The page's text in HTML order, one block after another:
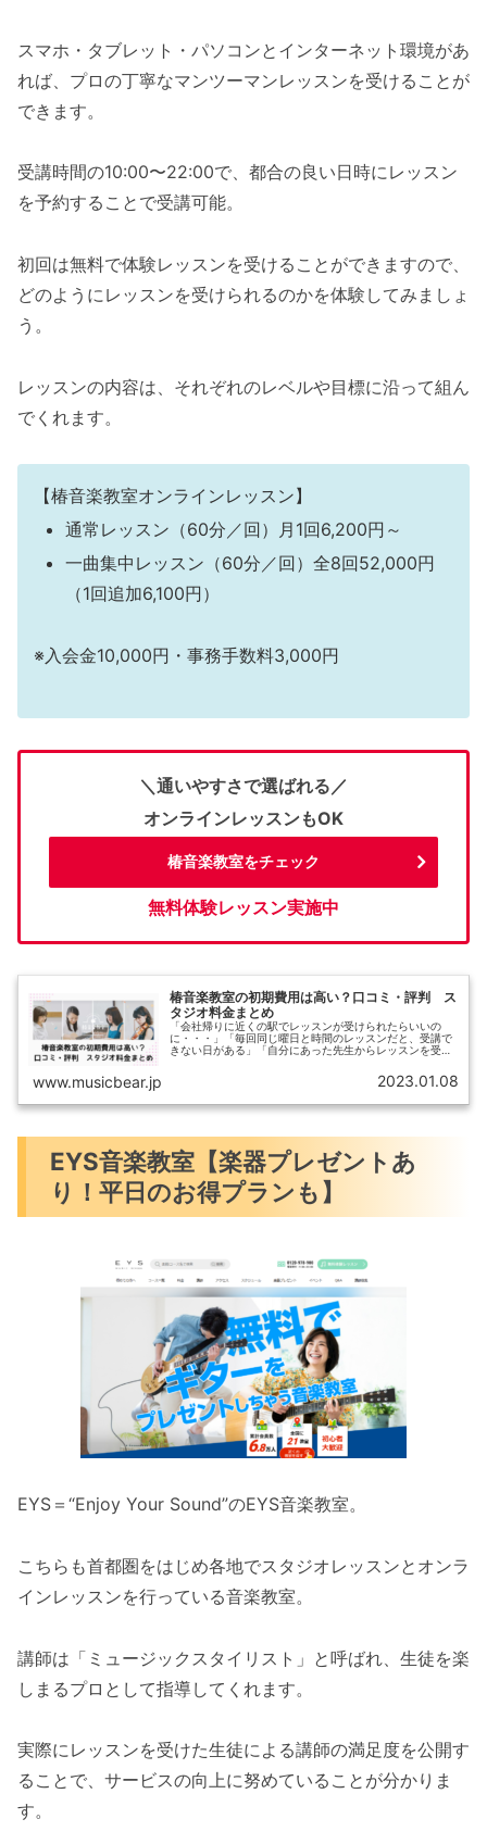
スマホ・タブレット・パソコンとインターネット環境があ
れば、プロの丁寧なマンツーマンレッスンを受けることが
できます。
受講時間の10:00〜22:00で、都合の良い日時にレッスン
を予約することで受講可能。
初回は無料で体験レッスンを受けることができますので、
どのようにレッスンを受けられるのかを体験してみましょ
う。
レッスンの内容は、それぞれのレベルや目標に沿って組ん
でくれます。
【椿音楽教室オンラインレッスン】
通常レッスン（60分／回）月1回6,200円～
一曲集中レッスン（60分／回）全8回52,000円
（1回追加6,100円）
※入会金10,000円・事務手数料3,000円
＼通いやすさで選ばれる／
オンラインレッスンもOK
椿音楽教室をチェック
無料体験レッスン実施中
椿音楽教室の初期費用は高い？口コミ・評判 ス
タジオ料金まとめ
「会社帰りに近くの駅でレッスンが受けられたらいいの
に・・・」「毎回同じ曜日と時間のレッスンだと、受講で
きない日がある」「自分にあった先生からレッスンを受け
www.musicbear.jp 2023.01.08
EYS音楽教室【楽器プレゼントあ
り！平日のお得プランも】
EYS＝“Enjoy Your Sound”のEYS音楽教室。
こちらも首都圏をはじめ各地でスタジオレッスンとオンラ
インレッスンを行っている音楽教室。
講師は「ミュージックスタイリスト」と呼ばれ、生徒を楽
しまるプロとして指導してくれます。
実際にレッスンを受けた生徒による講師の満足度を公開す
ることで、サービスの向上に努めていることが分かりま
す。